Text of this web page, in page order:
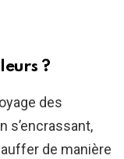
?
des
s’encrassant,
de manière